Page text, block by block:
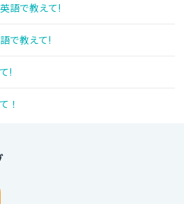
語で教えて!
で教えて!
!
！